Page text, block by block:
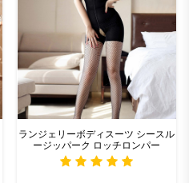
ランジェリーボディスーツ シースル
ージッパーク ロッチロンパー